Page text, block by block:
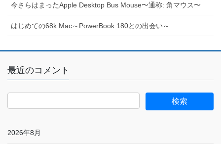
今さらはまったApple Desktop Bus Mouse〜通称: 角マウス〜
はじめての68k Mac～PowerBook 180との出会い～
最近のコメント
2026年8月